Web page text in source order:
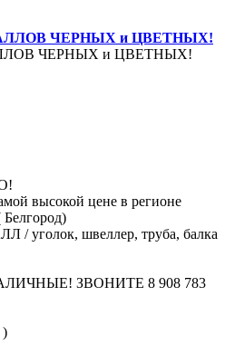
ЧЕРНЫХ и ЦВЕТНЫХ!
ЧЕРНЫХ и ЦВЕТНЫХ!
высокой цене в регионе
швеллер, труба, балка
ЗВОНИТЕ 8 908 783
)